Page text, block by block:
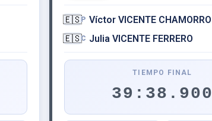
🇪🇸P Víctor VICENTE CHAMORRO
🇪🇸C Julia VICENTE FERRERO
TIEMPO FINAL
39:38.900